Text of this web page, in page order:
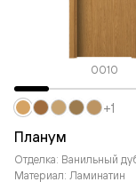
0010
Планум
Отделка: Ванильный
Материал: Ламинатин
+1